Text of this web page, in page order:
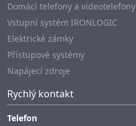
Domácí telefony a videotelefony
Vstupní systém IRONLOGIC
Elektrické zámky
Přístupové systémy
Napájecí zdroje
Rychlý kontakt
Telefon